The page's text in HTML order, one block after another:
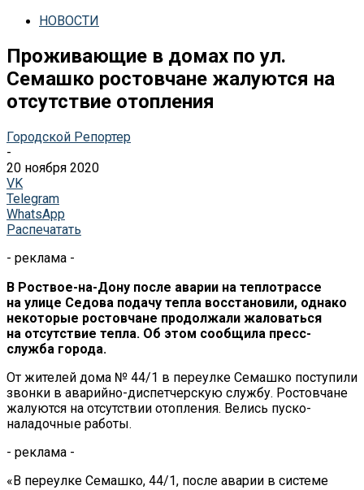
НОВОСТИ
Проживающие в домах по ул.
Семашко ростовчане жалуются на
отсутствие отопления
Городской Репортер
-
20 ноября 2020
VK
Telegram
WhatsApp
Распечатать
- реклама -
В Роствое-на-Дону после аварии на теплотрассе
на улице Седова подачу тепла восстановили, однако
некоторые ростовчане продолжали жаловаться
на отсутствие тепла. Об этом сообщила пресс-
служба города.
От жителей дома № 44/1 в переулке Семашко поступили
звонки в аварийно-диспетчерскую службу. Ростовчане
жалуются на отсутствии отопления. Велись пуско-
наладочные работы.
- реклама -
«В переулке Семашко, 44/1, после аварии в системе